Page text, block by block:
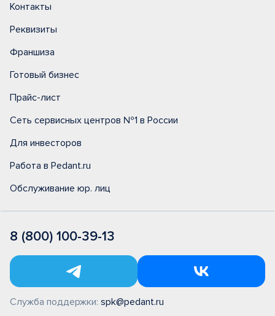
Контакты
Реквизиты
Франшиза
Готовый бизнес
Прайс-лист
Сеть сервисных центров №1 в России
Для инвесторов
Работа в Pedant.ru
Обслуживание юр. лиц
8 (800) 100-39-13
Служба поддержки: spk@pedant.ru